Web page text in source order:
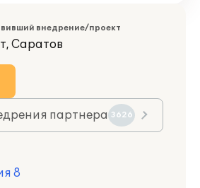
внедрение/проект
Саратов
партнера 3626
8